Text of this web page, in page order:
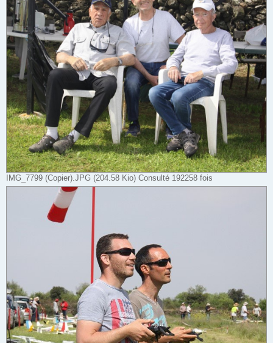
IMG_7799 (Copier).JPG (204.58 Kio) Consulté 192258 fois